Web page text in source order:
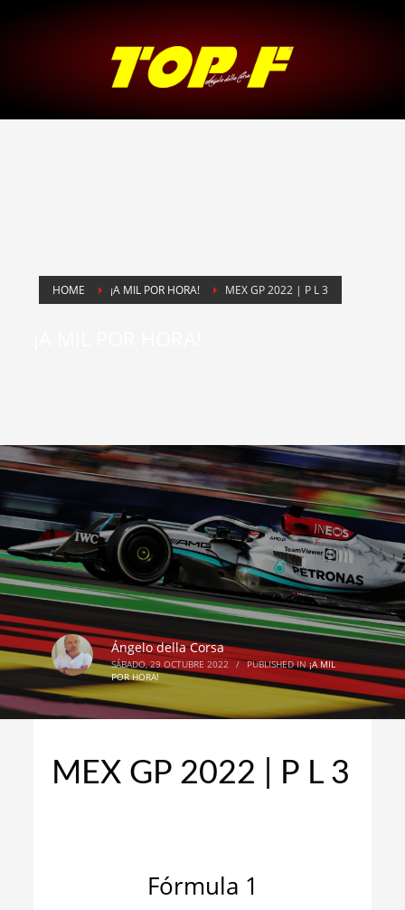
HOME ¡A MIL POR HORA! MEX GP 2022 | P L 3
Ángelo della Corsa
SÁBADO, 29 OCTUBRE 2022 / PUBLISHED IN¡A MIL
POR HORA!
MEX GP 2022 | P L 3
Fórmula 1